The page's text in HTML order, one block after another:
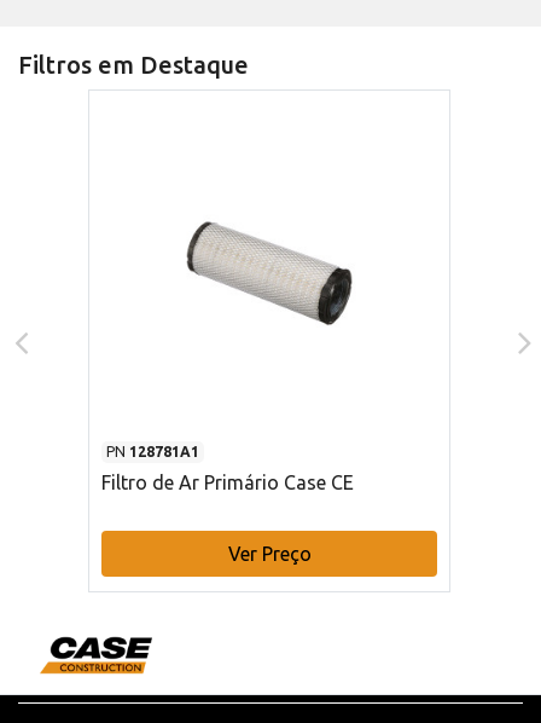
Filtros em Destaque
PN 128781A1
Filtro de Ar Primário Case CE
Ver Preço